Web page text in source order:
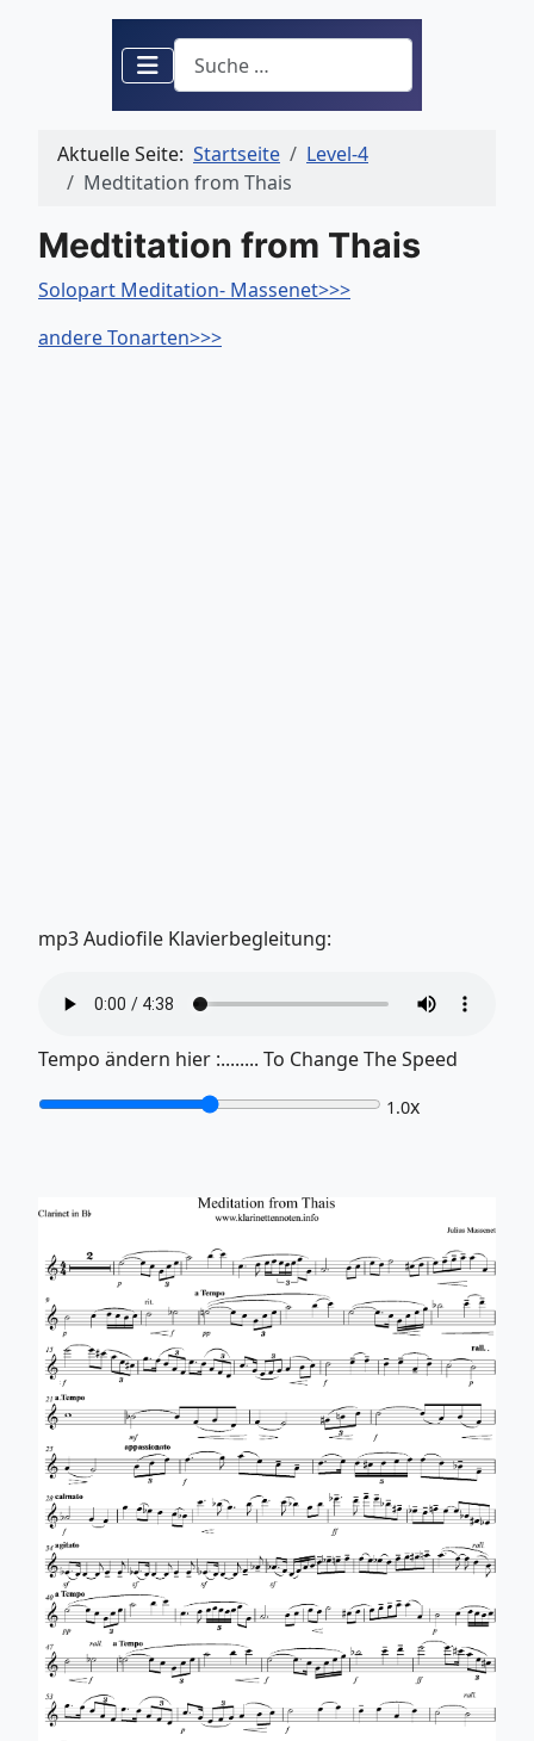
Suchen
Aktuelle Seite: Startseite
Level-4
Medtitation from Thais
Medtitation from Thais
Solopart Meditation- Massenet>>>
andere Tonarten>>>
mp3 Audiofile Klavierbegleitung:
Tempo ändern hier :........ To Change The Speed
1.0x